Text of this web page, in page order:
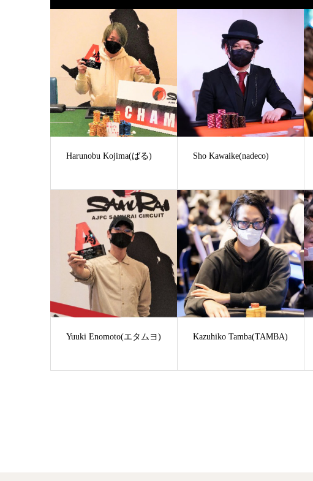
Harunobu Kojima(ばる) Sho Kawaike(nadeco)
Yuuki Enomoto(エタムヨ) Kazuhiko Tamba(TAMBA)